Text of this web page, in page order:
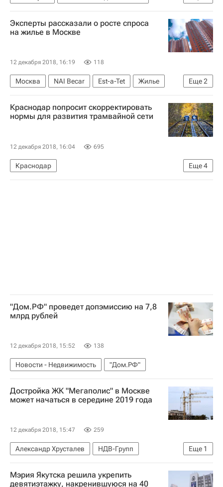
Прогноз
Цифровизация
Est-a-Tet
Международная консалтинговая компания EY
Эксперты рассказали о росте спроса
на жилье в Москве
12 декабря 2018, 16:19 118
Еще2
Москва NAI Becar Est-a-Tet
Жилье
Сити - XXI век
Россия
Краснодар попросит скорректировать
нормы для развития трамвайной сети
12 декабря 2018, 16:04 695
Еще4
Краснодар
Министерство транспорта РФ (Минтранс России)
"Дом.РФ" проведет допэмиссию на 7,8
млрд рублей
12 декабря 2018, 15:52 138
Новости - Недвижимость "Дом.РФ"
Достройка ЖК "Мегаполис" в Москве
может начаться в середине 2019 года
12 декабря 2018, 15:47 259
Еще 1
Александр Хрусталев
НДВ-Групп
Новости - Недвижимость
Мэрия Якутска решила укрепить
девятиэтажку, накренившуюся на 40